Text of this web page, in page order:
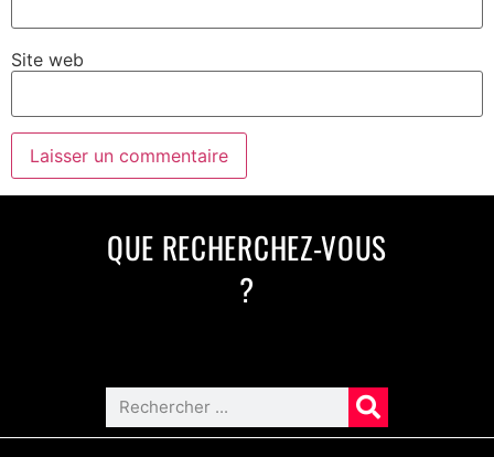
Site web
QUE RECHERCHEZ-VOUS
?